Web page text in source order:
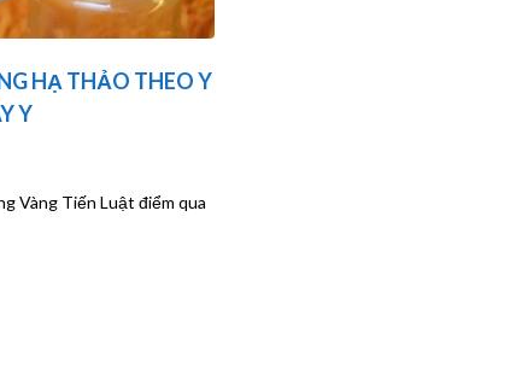
HẠ THẢO THEO Y
Y
Vàng Tiến Luật điểm qua